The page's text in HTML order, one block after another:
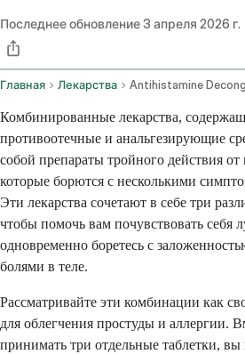
Последнее обновление3 апреля 2026 г.
Главная Лекарства
Комбинированные лекарства,
противоотечные и анальгезирующие
собой препараты тройного действия
которые борются с несколькими
Эти лекарства сочетают в себе три
чтобы помочь вам почувствовать себя
одновременно боретесь с
болями в теле.
Рассматривайте эти комбинации как
для облегчения простуды и аллергии.
принимать три отдельные таблетки,